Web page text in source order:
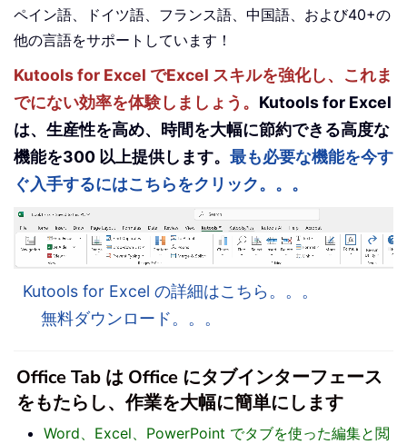
ペイン語、ドイツ語、フランス語、中国語、および40+の
他の言語をサポートしています！
Kutools for Excel でExcel スキルを強化し、これま
でにない効率を体験しましょう。 Kutools for Excel
は、生産性を高め、時間を大幅に節約できる高度な
機能を300 以上提供します。 最も必要な機能を今す
ぐ入手するにはこちらをクリック。。。
Kutools for Excel の詳細はこちら。。。
無料ダウンロード。。。
Office Tab は Office にタブインターフェース
をもたらし、作業を大幅に簡単にします
Word、Excel、PowerPoint でタブを使った編集と閲